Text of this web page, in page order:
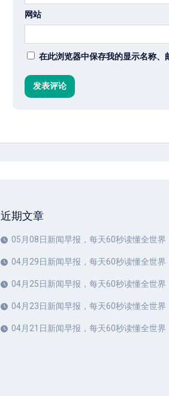
网站
在此浏览器中保存我的显示名称、
近期文章
05月08日新闻早报，每天60秒读懂全世界
04月29日新闻早报，每天60秒读懂全世界
04月25日新闻早报，每天60秒读懂全世界
04月23日新闻早报，每天60秒读懂全世界
04月21日新闻早报，每天60秒读懂全世界